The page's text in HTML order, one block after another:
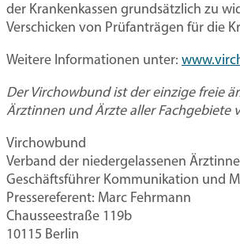
der Krankenkassen grundsätzlich zu
Verschicken von Prüfanträgen für die
Weitere Informationen unter:
Der Virchowbund ist der einzige freie
Ärztinnen und Ärzte aller Fachgebiete
Virchowbund
Verband der niedergelassenen
Geschäftsführer Kommunikation und
Pressereferent: Marc Fehrmann
Chausseestraße 119b
10115 Berlin